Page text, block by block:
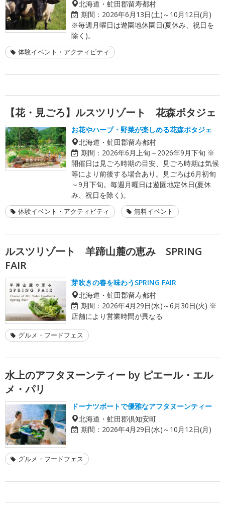
北海道・虻田郡留寿都村
期間： 2026年6月13日(土)～10月12日(月)
※毎週月曜日は遊園地休園日(夏休み、祝日を
除く)。
体験イベント・アクティビティ
【花・見ごろ】ルスツリゾート 花森ポタジェ
お花やハーブ・野菜が楽しめる花森ポタジェ
北海道・虻田郡留寿都村
期間： 2026年6月上旬～2026年9月下旬 ※
開催日は見ごろ時期の目安、見ごろ時期は気候
等により前後する場合あり。見ごろは6月初旬
～9月下旬。毎週月曜日は遊園地定休日(夏休
み、祝日を除く)。
体験イベント・アクティビティ 無料イベント
ルスツリゾート 羊蹄山麓の恵み SPRING
FAIR
芽吹きの春を味わうSPRING FAIR
北海道・虻田郡留寿都村
期間： 2026年4月29日(水)～6月30日(火) ※
店舗により営業時間が異なる
グルメ・フードフェス
水上のアフタヌーンティー by ピエール・エル
メ・パリ
ドーナツボートで優雅なアフタヌーンティー
北海道・虻田郡倶知安町
期間： 2026年4月29日(水)～10月12日(月)
グルメ・フードフェス